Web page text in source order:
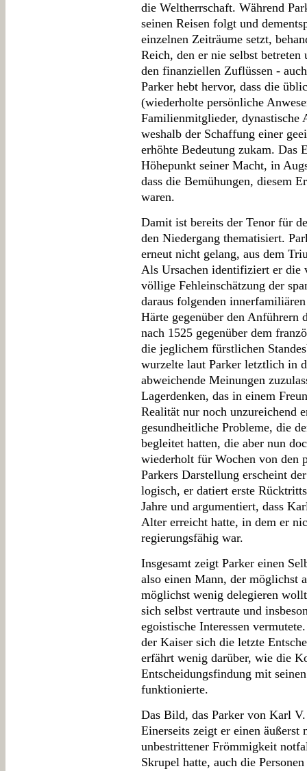
die Weltherrschaft. Während
seinen Reisen folgt und
einzelnen Zeiträume setzt,
Reich, den er nie selbst
den finanziellen Zuflüssen -
Parker hebt hervor, dass die
(wiederholte persönliche
Familienmitglieder,
weshalb der Schaffung einer
erhöhte Bedeutung zukam. Das
Höhepunkt seiner Macht, in
dass die Bemühungen, diesem
waren.
Damit ist bereits der Tenor für
den Niedergang thematisiert.
erneut nicht gelang, aus dem
Als Ursachen identifiziert er die
völlige Fehleinschätzung der
daraus folgenden
Härte gegenüber den Anführern
nach 1525 gegenüber dem
die jeglichem fürstlichen
wurzelte laut Parker letztlich in
abweichende Meinungen
Lagerdenken, das in einem
Realität nur noch unzureichend
gesundheitliche Probleme, die
begleitet hatten, die aber nun
wiederholt für Wochen von den
Parkers Darstellung erscheint
logisch, er datiert erste
Jahre und argumentiert, dass
Alter erreicht hatte, in dem er
regierungsfähig war.
Insgesamt zeigt Parker einen
also einen Mann, der möglichst
möglichst wenig delegieren
sich selbst vertraute und
egoistische Interessen
der Kaiser sich die letzte
erfährt wenig darüber, wie die
Entscheidungsfindung mit
funktionierte.
Das Bild, das Parker von Karl
Einerseits zeigt er einen äußerst
unbestrittener Frömmigkeit
Skrupel hatte, auch die